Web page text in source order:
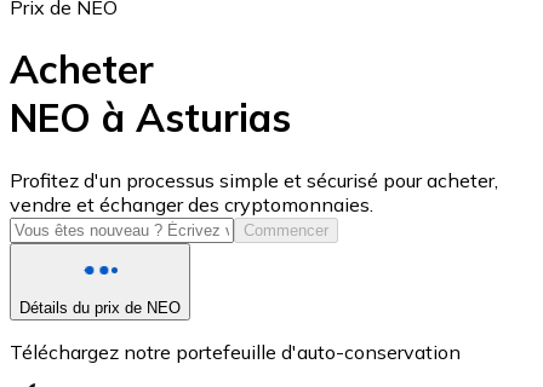
USD Coin
USDC
Prix de NEO
Acheter
NEO à Asturias
Profitez d'un processus simple et sécurisé pour acheter,
vendre et échanger des cryptomonnaies.
Commencer
Détails du prix de NEO
Téléchargez notre portefeuille d'auto-conservation